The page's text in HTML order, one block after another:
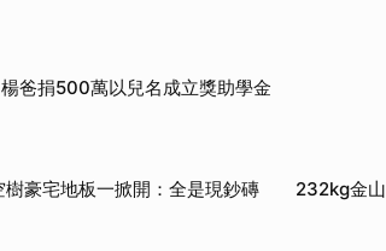
爸捐500萬以兒名成立獎助學金
樹豪宅地板一掀開：全是現鈔磚 232kg金山